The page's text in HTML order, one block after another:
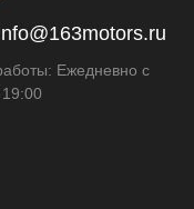
Ежедневно с